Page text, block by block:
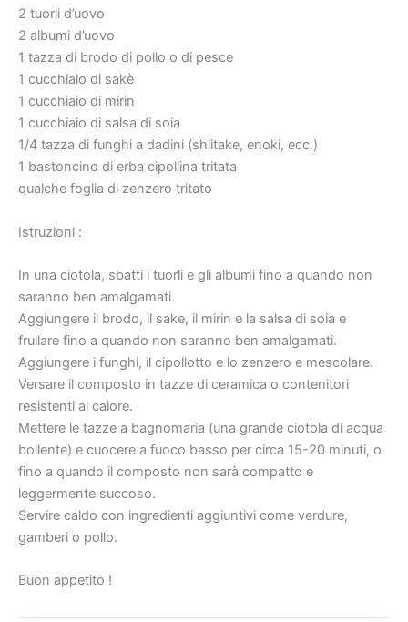
2 tuorli d’uovo
2 albumi d’uovo
1 tazza di brodo di pollo o di pesce
1 cucchiaio di sakè
1 cucchiaio di mirin
1 cucchiaio di salsa di soia
1/4 tazza di funghi a dadini (shiitake, enoki, ecc.)
1 bastoncino di erba cipollina tritata
qualche foglia di zenzero tritato
Istruzioni :
In una ciotola, sbatti i tuorli e gli albumi fino a quando non
saranno ben amalgamati.
Aggiungere il brodo, il sake, il mirin e la salsa di soia e
frullare fino a quando non saranno ben amalgamati.
Aggiungere i funghi, il cipollotto e lo zenzero e mescolare.
Versare il composto in tazze di ceramica o contenitori
resistenti al calore.
Mettere le tazze a bagnomaria (una grande ciotola di acqua
bollente) e cuocere a fuoco basso per circa 15-20 minuti, o
fino a quando il composto non sarà compatto e
leggermente succoso.
Servire caldo con ingredienti aggiuntivi come verdure,
gamberi o pollo.
Buon appetito !